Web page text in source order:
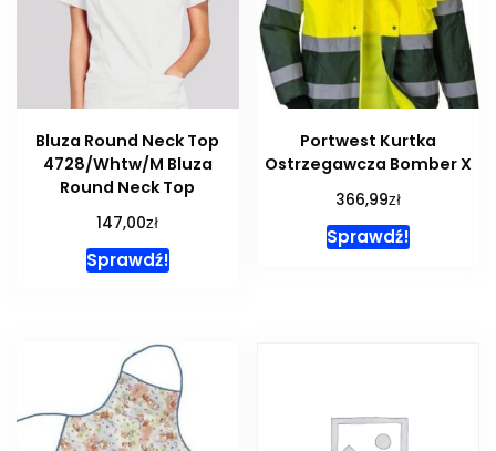
Bluza Round Neck Top
4728/Whtw/M Bluza
Round Neck Top
147,00zł
Sprawdź!
Portwest Kurtka
Ostrzegawcza Bomber X
366,99zł
Sprawdź!